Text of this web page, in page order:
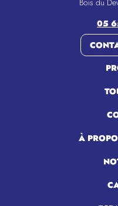
Bois du
05
À